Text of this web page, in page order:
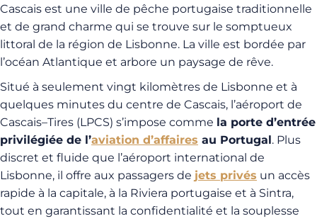
Cascais est une ville de pêche portugaise traditionnelle
et de grand charme qui se trouve sur le somptueux
littoral de la région de Lisbonne. La ville est bordée par
l’océan Atlantique et arbore un paysage de rêve.
Situé à seulement vingt kilomètres de Lisbonne et à
quelques minutes du centre de Cascais, l’aéroport de
Cascais–Tires (LPCS) s’impose comme la porte d’entrée
privilégiée de l’aviation d’affaires au Portugal. Plus
discret et fluide que l’aéroport international de
Lisbonne, il offre aux passagers de jets privés un accès
rapide à la capitale, à la Riviera portugaise et à Sintra,
tout en garantissant la confidentialité et la souplesse